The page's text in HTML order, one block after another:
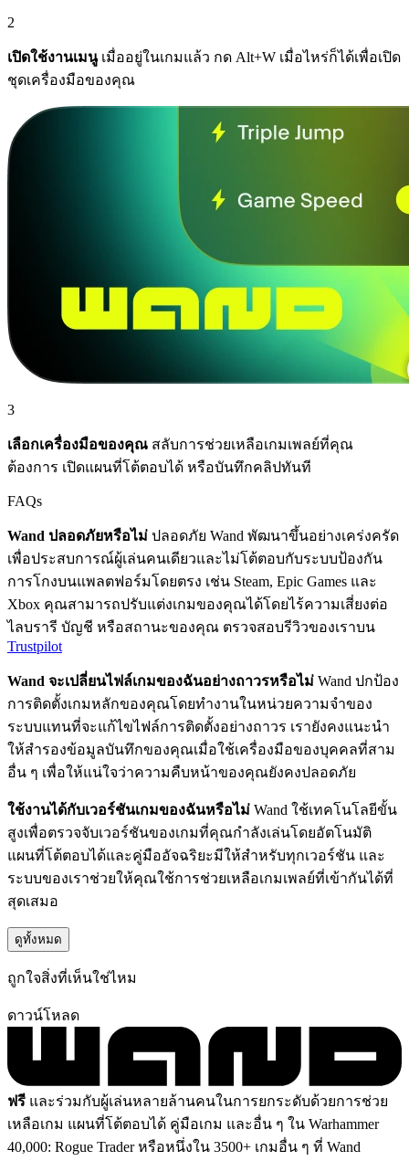
2
เปิดใช้งานเมนูเมื่ออยู่ในเกมแล้ว กด Alt+W เมื่อไหร่ก็ได้เพื่อเปิด
ชุดเครื่องมือของคุณ
3
เลือกเครื่องมือของคุณ สลับการช่วยเหลือเกมเพลย์ที่คุณ
ต้องการ เปิดแผนที่โต้ตอบได้ หรือบันทึกคลิปทันที
FAQs
Wand ปลอดภัยหรือไม่ ปลอดภัย Wand พัฒนาขึ้นอย่างเคร่งครัด
เพื่อประสบการณ์ผู้เล่นคนเดียวและไม่โต้ตอบกับระบบป้องกัน
การโกงบนแพลตฟอร์มโดยตรง เช่น Steam, Epic Games และ
Xbox คุณสามารถปรับแต่งเกมของคุณได้โดยไร้ความเสี่ยงต่อ
ไลบรารี บัญชี หรือสถานะของคุณ ตรวจสอบรีวิวของเราบน
Trustpilot
Wand จะเปลี่ยนไฟล์เกมของฉันอย่างถาวรหรือไม่ Wand ปกป้อง
การติดตั้งเกมหลักของคุณโดยทำงานในหน่วยความจำของ
ระบบแทนที่จะแก้ไขไฟล์การติดตั้งอย่างถาวร เรายังคงแนะนำ
ให้สำรองข้อมูลบันทึกของคุณเมื่อใช้เครื่องมือของบุคคลที่สาม
อื่น ๆ เพื่อให้แน่ใจว่าความคืบหน้าของคุณยังคงปลอดภัย
ใช้งานได้กับเวอร์ชันเกมของฉันหรือไม่ Wand ใช้เทคโนโลยีขั้น
สูงเพื่อตรวจจับเวอร์ชันของเกมที่คุณกำลังเล่นโดยอัตโนมัติ
แผนที่โต้ตอบได้และคู่มืออัจฉริยะมีให้สำหรับทุกเวอร์ชัน และ
ระบบของเราช่วยให้คุณใช้การช่วยเหลือเกมเพลย์ที่เข้ากันได้ที่
สุดเสมอ
ดูทั้งหมด
ถูกใจสิ่งที่เห็นใช่ไหม
ดาวน์โหลด
ฟรี และร่วมกับผู้เล่นหลายล้านคนในการยกระดับด้วยการช่วย
เหลือเกม แผนที่โต้ตอบได้ คู่มือเกม และอื่น ๆ ใน Warhammer
40,000: Rogue Trader หรือหนึ่งใน 3500+ เกมอื่น ๆ ที่ Wand